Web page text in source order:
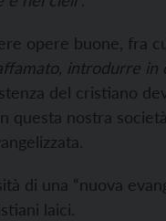
opere buone, fra
introdurre
del cristiano
nostra
di una “nuova
laici.